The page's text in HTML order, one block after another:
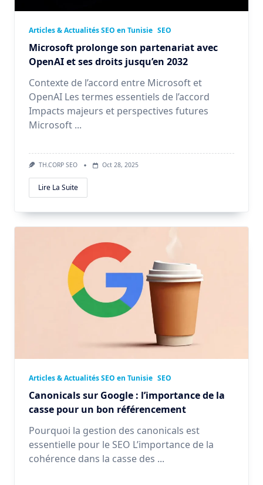
Articles & Actualités SEO en Tunisie SEO
Microsoft prolonge son partenariat avec
OpenAI et ses droits jusqu’en 2032
Contexte de l’accord entre Microsoft et
OpenAI Les termes essentiels de l’accord
Impacts majeurs et perspectives futures
Microsoft ...
TH.CORP SEO Oct 28, 2025
Lire La Suite
Articles & Actualités SEO en Tunisie SEO
Canonicals sur Google : l’importance de la
casse pour un bon référencement
Pourquoi la gestion des canonicals est
essentielle pour le SEO L’importance de la
cohérence dans la casse des ...